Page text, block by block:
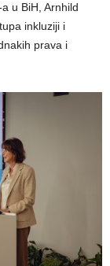
u BiH, Arnhild
inkluziji i
prava i